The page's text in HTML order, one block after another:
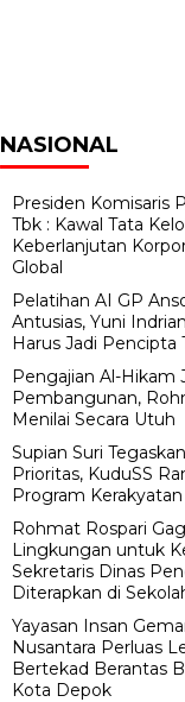
NASIONAL
Presiden Komisaris
Tbk : Kawal Tata
Keberlanjutan
Global
Pelatihan AI GP
Antusias, Yuni
Harus Jadi Pencipta
Pengajian Al-Hikam
Pembangunan,
Menilai Secara Utuh
Supian Suri
Prioritas, KuduSS
Program
Rohmat Rospari
Lingkungan untuk
Sekretaris Dinas
Diterapkan di
Yayasan Insan
Nusantara Perluas
Bertekad Berantas
Kota Depok